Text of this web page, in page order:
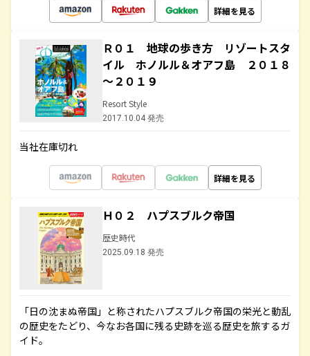
詳細を見る
Ｒ０１ 地球の歩き方 リゾートスタ
イル ホノルル＆オアフ島 ２０１８
～２０１９
Resort Style
2017.10.04 発売
当社在庫切れ
詳細を見る
Ｈ０２ ハプスブルク帝国
歴史時代
2025.09.18 発売
「日の沈まぬ帝国」と称されたハプスブルク帝国の栄光と動乱
の歴史をたどり、今なお各国に残る史跡を巡る歴史を旅するガ
イド。